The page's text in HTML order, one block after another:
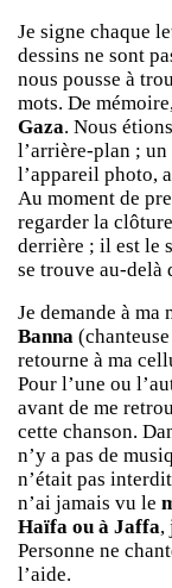
Je signe chaque
dessins ne sont
nous pousse à
mots. De
Gaza. Nous
l’arrière-plan ; un
l’appareil photo,
Au moment de
regarder la
derrière ; il est le
se trouve au-delà
Je demande à ma
Banna
retourne à ma
Pour l’une ou
avant de me
cette chanson.
n’y a pas de
n’était pas
n’ai jamais vu le
Haïfa ou à Jaffa,
Personne ne
l’aide.